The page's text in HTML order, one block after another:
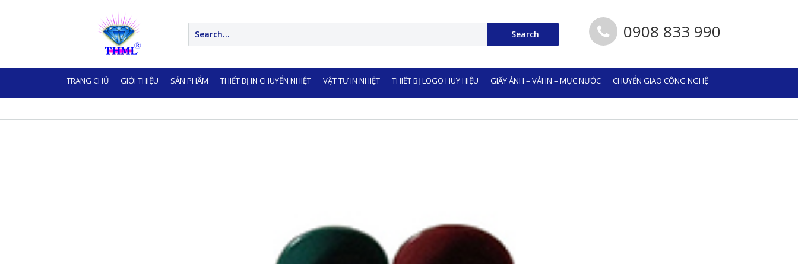
Search 0908 833 990
TRANG CHỦ GIỚI THIỆU SẢN PHẨM THIẾT BỊ IN CHUYỂN NHIỆT VẬT TƯ IN NHIỆT THIẾT BỊ LOGO HUY HIỆU GIẤY ẢNH – VẢI IN – MỰC NƯỚC CHUYỂN GIAO CÔNG NGHỆ